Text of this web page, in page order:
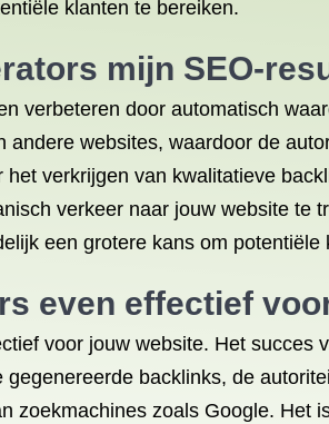
klanten te bereiken.
mijn SEO-
verbeteren door automatisch
websites, waardoor de
verkrijgen van kwalitatieve
verkeer naar jouw website te
een grotere kans om potentiële
even effectief
voor jouw website. Het
backlinks, de
zoekmachines zoals Google. Het